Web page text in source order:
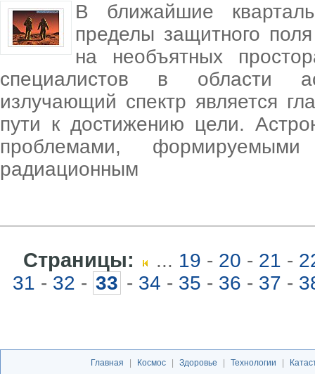
В ближайшие
пределы защитного
на необъятных
специалистов в области
излучающий спектр является
пути к достижению цели.
проблемами,
радиационным
Страницы: ... 19 - 20 - 21 -
31 - 32 - 33 - 34 - 35 - 36 - 37 -
Главная Космос Здоровье Технологии